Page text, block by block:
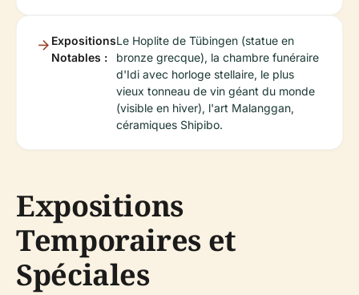
Expositions
Notables :
Le Hoplite de Tübingen (statue en
bronze grecque), la chambre funéraire
d'Idi avec horloge stellaire, le plus
vieux tonneau de vin géant du monde
(visible en hiver), l'art Malanggan,
céramiques Shipibo.
Expositions
Temporaires et
Spéciales